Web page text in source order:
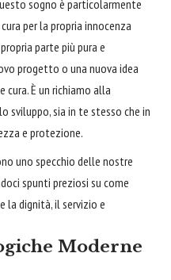
sogno è particolarmente
per la propria innocenza
parte più pura e
progetto o una nuova idea
È un richiamo alla
sviluppo, sia in te stesso che in
e protezione.
uno specchio delle nostre
spunti preziosi su come
la dignità, il servizio e
Moderne